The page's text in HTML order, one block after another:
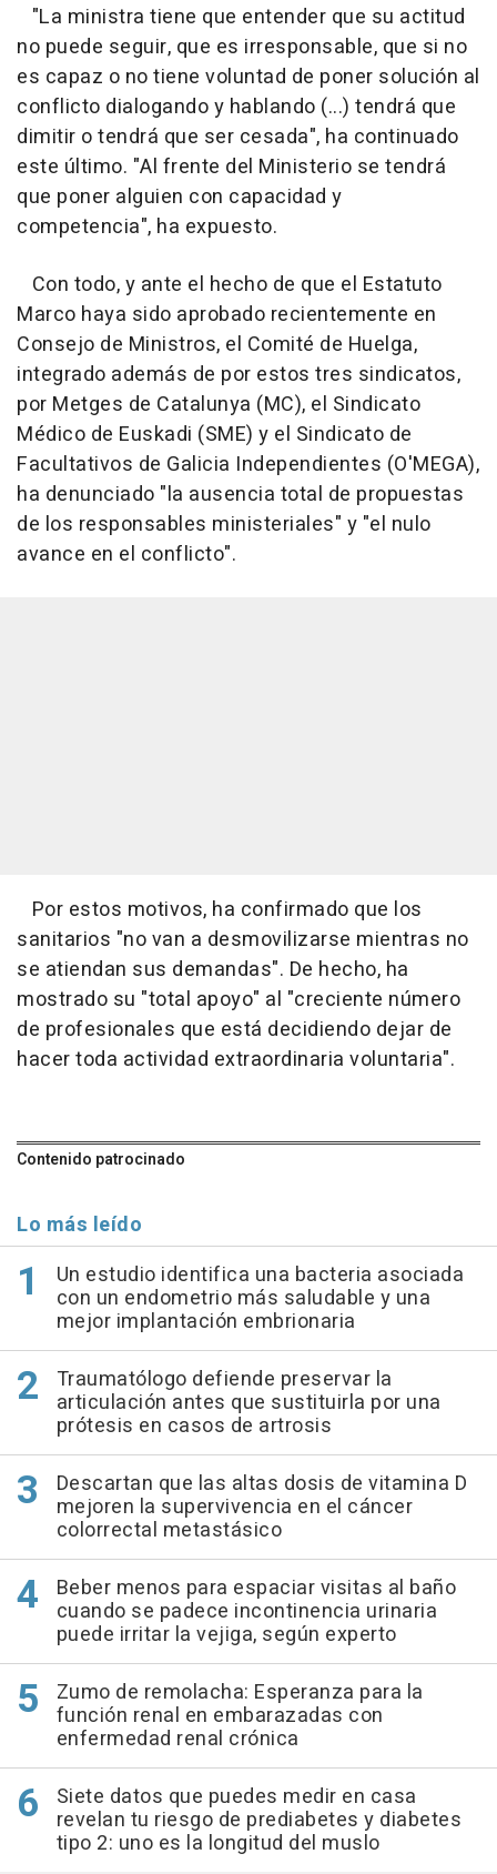
"La ministra tiene que entender que su actitud
no puede seguir, que es irresponsable, que si no
es capaz o no tiene voluntad de poner solución al
conflicto dialogando y hablando (...) tendrá que
dimitir o tendrá que ser cesada", ha continuado
este último. "Al frente del Ministerio se tendrá
que poner alguien con capacidad y
competencia", ha expuesto.
Con todo, y ante el hecho de que el Estatuto
Marco haya sido aprobado recientemente en
Consejo de Ministros, el Comité de Huelga,
integrado además de por estos tres sindicatos,
por Metges de Catalunya (MC), el Sindicato
Médico de Euskadi (SME) y el Sindicato de
Facultativos de Galicia Independientes (O'MEGA),
ha denunciado "la ausencia total de propuestas
de los responsables ministeriales" y "el nulo
avance en el conflicto".
Por estos motivos, ha confirmado que los
sanitarios "no van a desmovilizarse mientras no
se atiendan sus demandas". De hecho, ha
mostrado su "total apoyo" al "creciente número
de profesionales que está decidiendo dejar de
hacer toda actividad extraordinaria voluntaria".
Contenido patrocinado
Lo más leído
Un estudio identifica una bacteria asociada
con un endometrio más saludable y una
mejor implantación embrionaria
Traumatólogo defiende preservar la
articulación antes que sustituirla por una
prótesis en casos de artrosis
Descartan que las altas dosis de vitamina D
mejoren la supervivencia en el cáncer
colorrectal metastásico
Beber menos para espaciar visitas al baño
cuando se padece incontinencia urinaria
puede irritar la vejiga, según experto
Zumo de remolacha: Esperanza para la
función renal en embarazadas con
enfermedad renal crónica
Siete datos que puedes medir en casa
revelan tu riesgo de prediabetes y diabetes
tipo 2: uno es la longitud del muslo